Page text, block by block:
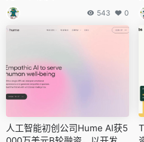
543 0
人工智能初创公司Hume AI获5